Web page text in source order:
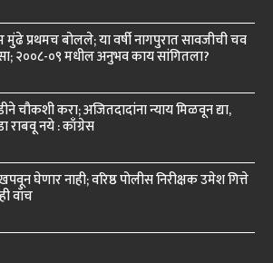
मुंढे प्रथमच बोलले; या वर्षी नागपुरात सावजीची चव
२००८-०९ मधील अनुभव काय सांगितला?
चौकशी करा; अजितदादांना न्याय मिळवून द्या,
राबवू नये : काँग्रेस
घेणार नाही; वरिष्ठ पोलीस निरीक्षक उमेश गित्ते
वॉच